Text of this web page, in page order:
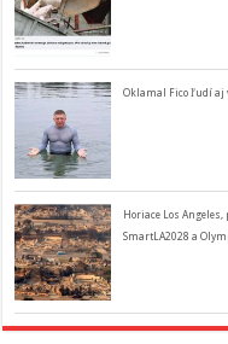
Oklamal Fico ľudí aj
Horiace Los
SmartLA2028 a